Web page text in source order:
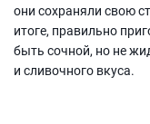
они сохраняли свою
итоге, правильно
быть сочной, но не
и сливочного вкуса.